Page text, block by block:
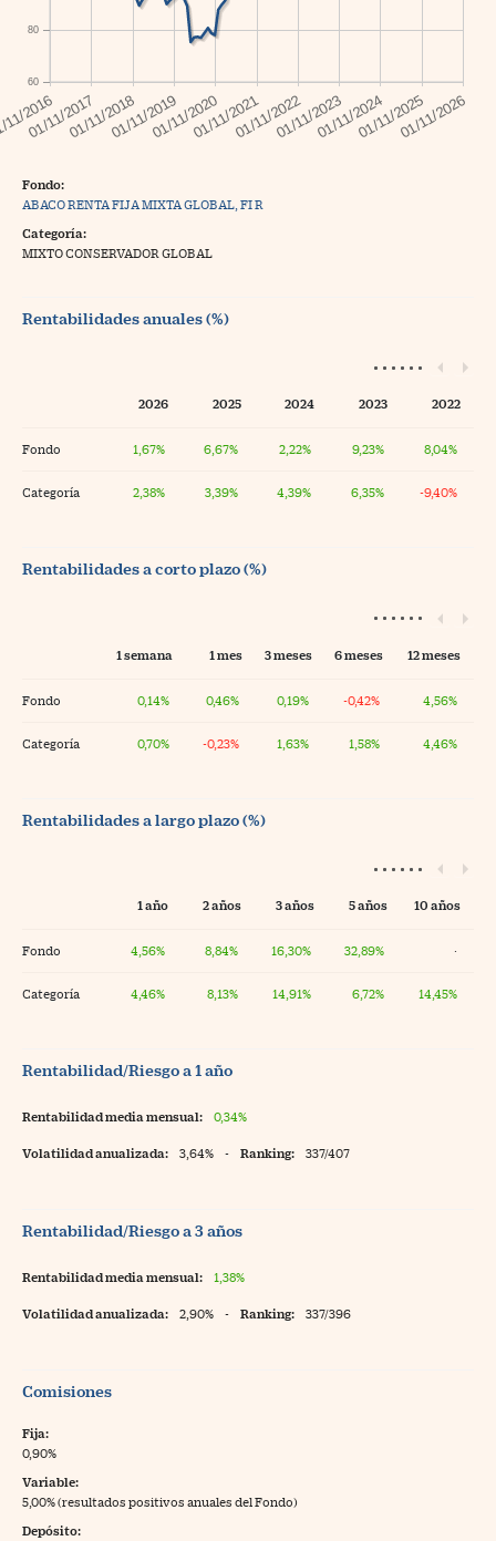
60
80
Fondo:
ABACO RENTA FIJA MIXTA GLOBAL, FI R
Categoría:
MIXTO CONSERVADOR GLOBAL
Rentabilidades anuales (%)
2026 2025 2024 2023 2022
Fondo 1,67% 6,67% 2,22% 9,23% 8,04%
Categoría 2,38% 3,39% 4,39% 6,35% -9,40%
Rentabilidades a corto plazo (%)
1 semana 1 mes 3 meses 6 meses 12 meses
Fondo 0,14% 0,46% 0,19% -0,42% 4,56%
Categoría 0,70% -0,23% 1,63% 1,58% 4,46%
Rentabilidades a largo plazo (%)
1 año 2 años 3 años 5 años 10 años
Fondo 4,56% 8,84% 16,30% 32,89% ·
Categoría 4,46% 8,13% 14,91% 6,72% 14,45%
Rentabilidad/Riesgo a 1 año
Rentabilidad media mensual: 0,34%
Volatilidad anualizada: 3,64% - Ranking: 337/407
Rentabilidad/Riesgo a 3 años
Rentabilidad media mensual: 1,38%
Volatilidad anualizada: 2,90% - Ranking: 337/396
Comisiones
Fija:
0,90%
Variable:
5,00% (resultados positivos anuales del Fondo)
Depósito: